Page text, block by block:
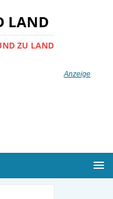
LAND
ZU LAND